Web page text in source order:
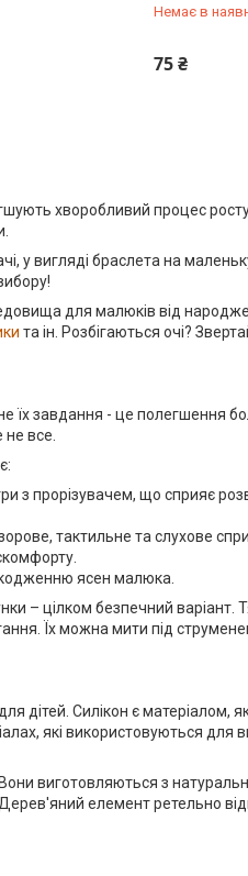
Немає в
75 ₴
+380 (97)
хворобливий процес
у вигляді браслета на
для малюків від
та ін. Розбігаються очі?
їх завдання - це полегшення
все.
з прорізувачем, що сприяє
тактильне та слухове
ясен малюка.
– цілком безпечний варіант.
Їх можна мити під
дітей. Силікон є матеріалом,
які використовуються для
Вони виготовляються з
елемент ретельно